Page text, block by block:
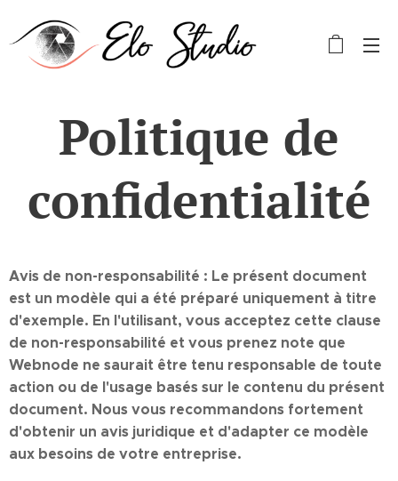
Politique de
confidentialité
Avis de non-responsabilité : Le présent document
est un modèle qui a été préparé uniquement à titre
d'exemple. En l'utilisant, vous acceptez cette clause
de non-responsabilité et vous prenez note que
Webnode ne saurait être tenu responsable de toute
action ou de l'usage basés sur le contenu du présent
document. Nous vous recommandons fortement
d'obtenir un avis juridique et d'adapter ce modèle
aux besoins de votre entreprise.